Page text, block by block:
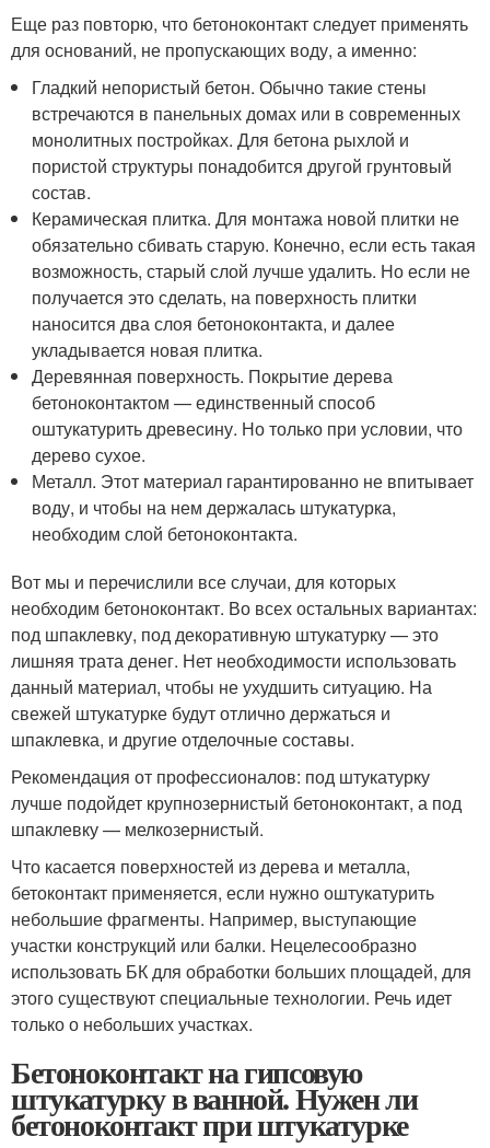
Еще раз повторю, что бетоноконтакт следует применять
для оснований, не пропускающих воду, а именно:
Гладкий непористый бетон. Обычно такие стены
встречаются в панельных домах или в современных
монолитных постройках. Для бетона рыхлой и
пористой структуры понадобится другой грунтовый
состав.
Керамическая плитка. Для монтажа новой плитки не
обязательно сбивать старую. Конечно, если есть такая
возможность, старый слой лучше удалить. Но если не
получается это сделать, на поверхность плитки
наносится два слоя бетоноконтакта, и далее
укладывается новая плитка.
Деревянная поверхность. Покрытие дерева
бетоноконтактом — единственный способ
оштукатурить древесину. Но только при условии, что
дерево сухое.
Металл. Этот материал гарантированно не впитывает
воду, и чтобы на нем держалась штукатурка,
необходим слой бетоноконтакта.
Вот мы и перечислили все случаи, для которых
необходим бетоноконтакт. Во всех остальных вариантах:
под шпаклевку, под декоративную штукатурку — это
лишняя трата денег. Нет необходимости использовать
данный материал, чтобы не ухудшить ситуацию. На
свежей штукатурке будут отлично держаться и
шпаклевка, и другие отделочные составы.
Рекомендация от профессионалов: под штукатурку
лучше подойдет крупнозернистый бетоноконтакт, а под
шпаклевку — мелкозернистый.
Что касается поверхностей из дерева и металла,
бетоконтакт применяется, если нужно оштукатурить
небольшие фрагменты. Например, выступающие
участки конструкций или балки. Нецелесообразно
использовать БК для обработки больших площадей, для
этого существуют специальные технологии. Речь идет
только о небольших участках.
Бетоноконтакт на гипсовую
штукатурку в ванной. Нужен ли
бетоноконтакт при штукатурке